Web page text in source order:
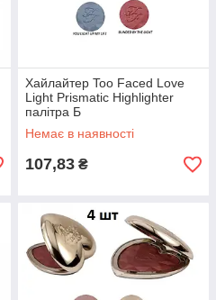
Хайлайтер Too Faced Love
Light Prismatic Highlighter
палітра Б
Немає в наявності
107,83 ₴